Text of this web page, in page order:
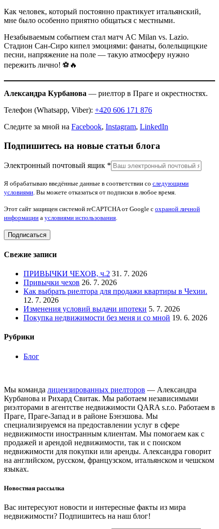
Как человек, который постоянно практикует итальянский,
мне было особенно приятно общаться с местными.
Незабываемым событием стал матч AC Milan vs. Lazio.
Стадион Сан-Сиро кипел эмоциями: фанаты, болельщицкие
песни, напряжение на поле — такую атмосферу нужно
пережить лично! ⚽🔥
Александра Курбанова — риелтор в Праге и окрестностях.
Телефон (Whatsapp, Viber): +420 606 171 876
Следите за мной на Facebook, Instagram, LinkedIn
Подпишитесь на новые статьи блога
Электронный почтовый ящик *
Я обрабатываю введённые данные в соответствии со следующими
условиями . Вы можете отказаться от подписки в любое время.
Этот сайт защищен системой reCAPTCHA от Google с охраной личной
информации a условиями использования
Подписаться
Свежие записи
ПРИВЫЧКИ ЧЕХОВ, ч.2 31. 7. 2026
Привычки чехов 26. 7. 2026
Как выбрать риелтора для продажи квартиры в Чехии.
12. 7. 2026
Изменения условий выдачи ипотеки 5. 7. 2026
Покупка недвижимости без меня и со мной 19. 6. 2026
Рубрики
Блог
Мы команда лицензированных риелторов — Александра
Курбанова и Рихард Свитак. Мы работаем независимыми
риэлторами в агентстве недвижимости QARA s.r.o. Работаем в
Праге, Праге-Запад и в районе Бэнэшова. Мы
специализируемся на предоставлении услуг в сфере
недвижимости иностранным клиентам. Мы помогаем как с
продажей и арендой недвижимости, так и с поиском
недвижимости для покупки или аренды. Александра говорит
на английском, русском, французском, итальянском и чешском
языках.
Новостная рассылка
Вас интересуют новости и интересные факты из мира
недвижимости? Подпишитесь на наш блог!